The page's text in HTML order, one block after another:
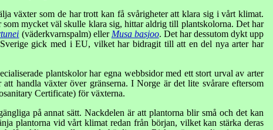
växter som de har trott kan få svårigheter att klara sig i vårt klimat.
mycket väl skulle klara sig, hittar aldrig till plantskolorna. Det har
(väderkvarnspalm) eller Musa basjoo. Det har dessutom dykt upp
gick med i EU, vilket har bidragit till att en del nya arter har
plantskolor har egna webbsidor med ett stort urval av arter
handla växter över gränserna. I Norge är det lite svårare eftersom
Certificate) för växterna.
på annat sätt. Nackdelen är att plantorna blir små och det kan
plantorna vid vårt klimat redan från början, vilket kan stärka deras